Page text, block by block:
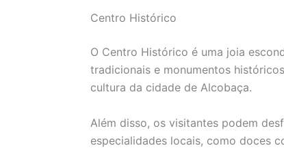
Centro Histórico
O Centro Histórico é uma joia
tradicionais e monumentos
cultura da cidade de Alcobaça.
Além disso, os visitantes podem
especialidades locais, como doces